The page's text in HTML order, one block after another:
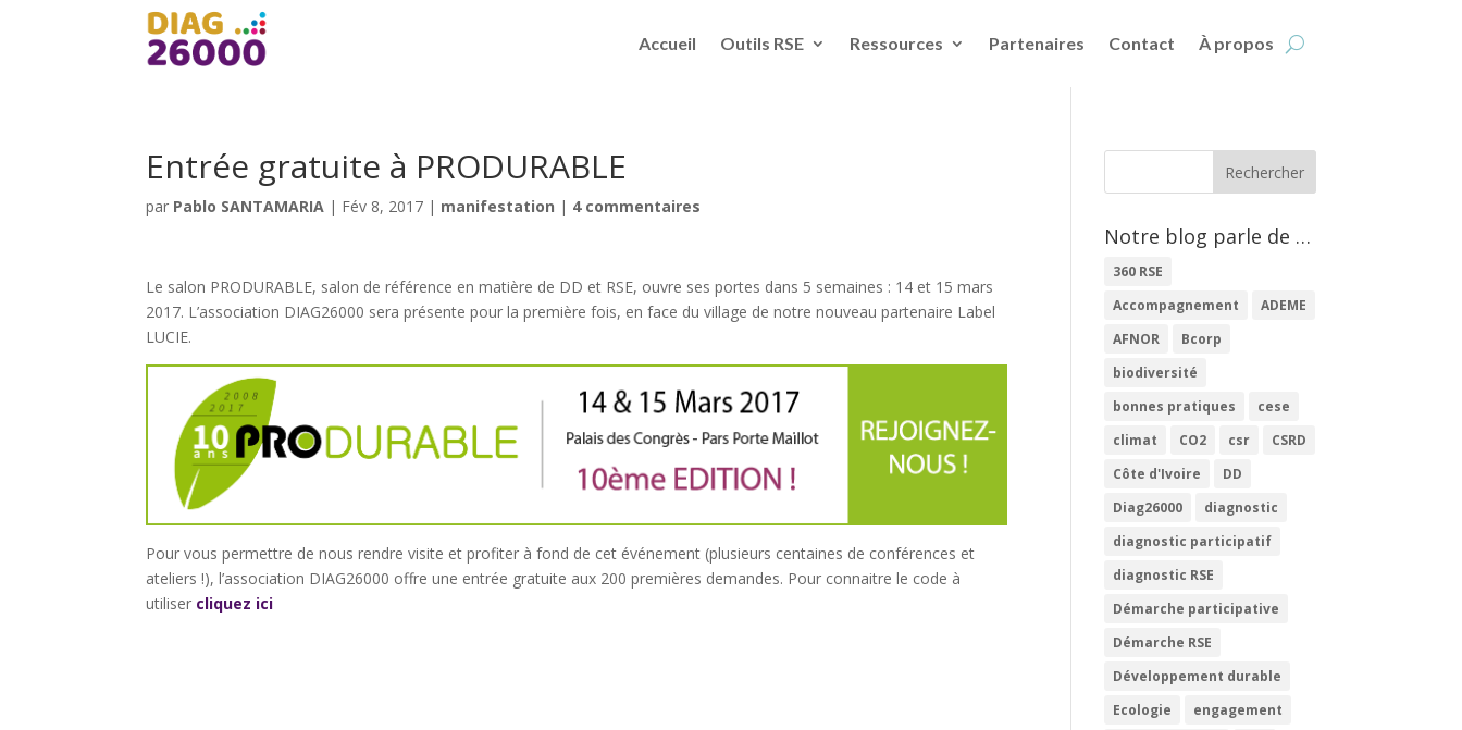
Accueil Outils RSE Ressources Partenaires Contact À propos
Entrée gratuite à PRODURABLE
par Pablo SANTAMARIA | Fév 8, 2017 | manifestation | 4 commentaires
Le salon PRODURABLE, salon de référence en matière de DD et RSE, ouvre ses portes dans 5 semaines : 14 et 15 mars
2017. L’association DIAG26000 sera présente pour la première fois, en face du village de notre nouveau partenaire Label
LUCIE.
Pour vous permettre de nous rendre visite et profiter à fond de cet événement (plusieurs centaines de conférences et
ateliers !), l’association DIAG26000 offre une entrée gratuite aux 200 premières demandes. Pour connaitre le code à
utiliser cliquez ici
Notre blog parle de …
360 RSE
Accompagnement
ADEME
AFNOR
Bcorp
biodiversité
bonnes pratiques
cese
climat
CO2 csr
CSRD
Côte d'Ivoire
DD
Diag26000
diagnostic
diagnostic participatif
diagnostic RSE
Démarche participative
Démarche RSE
Développement durable
Ecologie
engagement